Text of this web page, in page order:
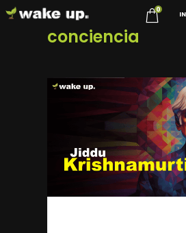
0
conciencia